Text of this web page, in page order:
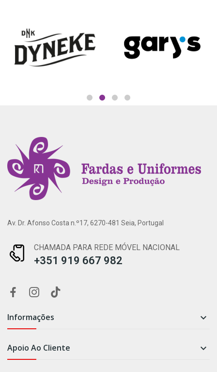
Av. Dr. Afonso Costa n.º17, 6270-481 Seia, Portugal
CHAMADA PARA REDE MÓVEL NACIONAL
+351 919 667 982
Informações 
Apoio Ao Cliente 